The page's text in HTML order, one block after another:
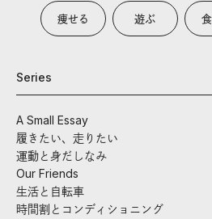
痩せる 遊ぶ
Series
A Small Essay
履きたい、走りたい
運動と身だしなみ
Our Friends
生活と自転車
時間割とコンディショニング